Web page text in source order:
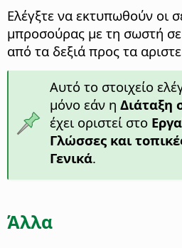
Ελέγξτε να εκτυπωθούν οι
μπροσούρας με τη σωστή
από τα δεξιά προς τα
Αυτό το στοιχείο
μόνο εάν η Διάταξη
έχει οριστεί στο
Γλώσσες και
Γενικά.
Άλλα